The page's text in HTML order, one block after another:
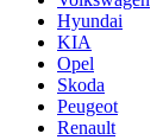
Hyundai
KIA
Opel
Skoda
Peugeot
Renault